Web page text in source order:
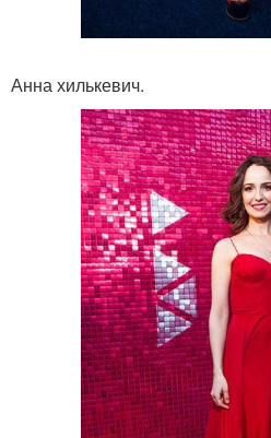
Анна хилькевич.